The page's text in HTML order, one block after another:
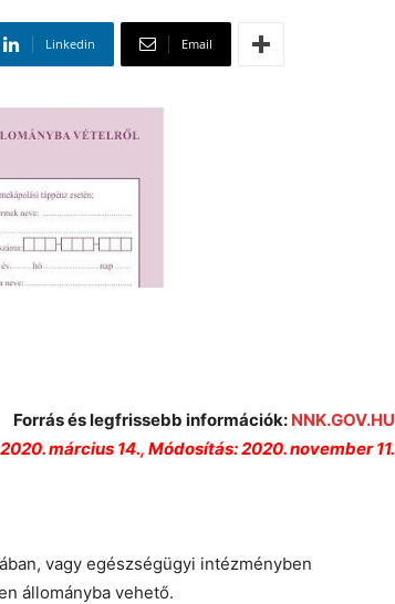
Linkedin Email
Forrás és legfrissebb információk: NNK.GOV.HU
március 14., Módosítás: 2020. november 11.
vagy egészségügyi intézményben
állományba vehető.